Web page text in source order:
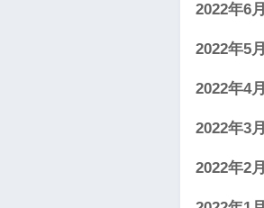
2022年6月
2022年5月
2022年4月
2022年3月
2022年2月